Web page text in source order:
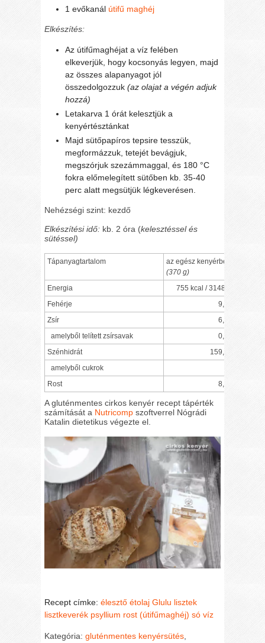
1 evőkanál útifű maghéj
Elkészítés:
Az útifűmaghéjat a víz felében
elkeverjük, hogy kocsonyás legyen, majd
az összes alapanyagot jól
összedolgozzuk (az olajat a végén adjuk
hozzá)
Letakarva 1 órát kelesztjük a
kenyértésztánkat
Majd sütőpapíros tepsire tesszük,
megformázzuk, tetejét bevágjuk,
megszórjuk szezámmaggal, és 180 °C
fokra előmelegített sütőben kb. 35-40
perc alatt megsütjük légkeverésen.
Nehézségi szint: kezdő
Elkészítési idő: kb. 2 óra (kelesztéssel és
sütéssel)
Tápanyagtartalom
az egész kenyérben
(370 g)
Energia
755 kcal / 3148 kJ
Fehérje
9,2 g
Zsír
6,8 g
amelyből telített zsírsavak
0,5 g
Szénhidrát
159,6 g
amelyből cukrok
Rost
8,7 g
A gluténmentes cirkos kenyér recept tápérték
számítását a Nutricomp szoftverrel Nógrádi
Katalin dietetikus végezte el.
Recept címke:élesztő étolaj Glulu lisztek
lisztkeverék psyllium rost (útifűmaghéj) só víz
Kategória:gluténmentes kenyérsütés